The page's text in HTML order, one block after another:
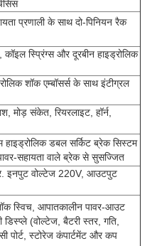
प्रणाली के साथ दो-पिनियन रैक
स्प्रिंग्स और दूरबीन हाइड्रोलिक
शॉक एम्बॉसर्स के साथ इंटीग्रल
मोड़ संकेत, रियरलाइट, हॉर्न,
डबल सर्किट ब्रेक सिस्टम
सहायता वाले ब्रेक से सुसज्जित
इनपुट वोल्टेज 220V, आउटपुट
स्विच, आपातकालीन पावर-आउट
(वोल्टेज, बैटरी स्तर, गति,
पोर्ट, स्टोरेज कंपार्टमेंट और कप